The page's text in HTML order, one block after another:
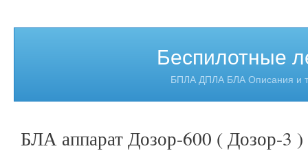
Беспилотные
БПЛА ДПЛА БЛА Описания и
БЛА аппарат Дозор-600 ( Дозор-3 )